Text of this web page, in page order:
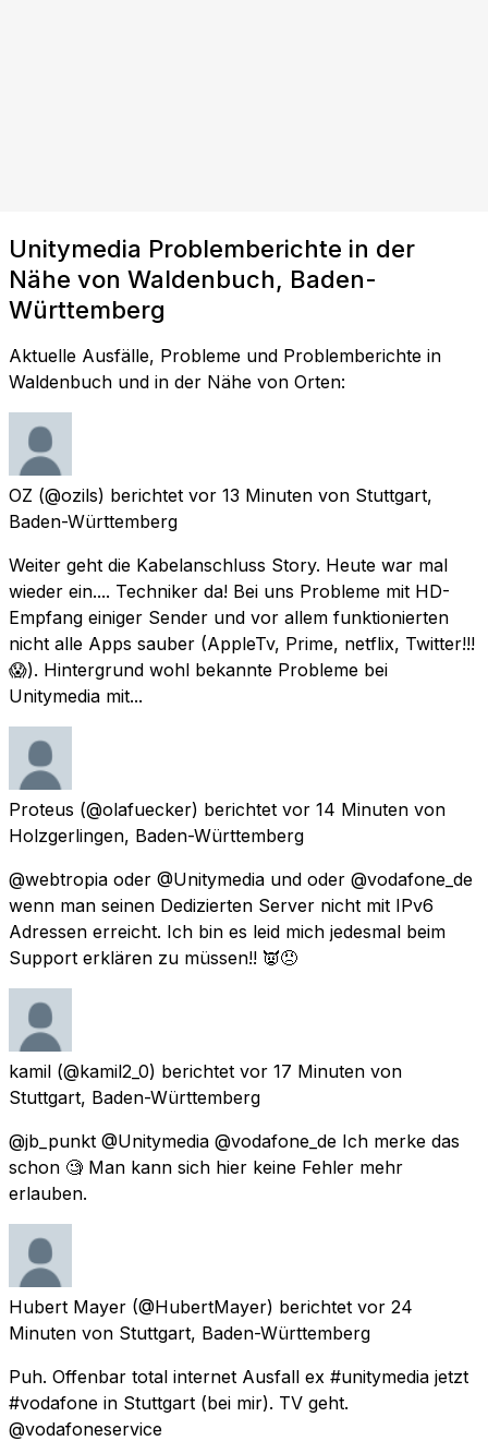
Unitymedia Problemberichte in der
Nähe von Waldenbuch, Baden-
Württemberg
Aktuelle Ausfälle, Probleme und Problemberichte in
Waldenbuch und in der Nähe von Orten:
OZ (@ozils) berichtet vor 13 Minuten von Stuttgart,
Baden-Württemberg
Weiter geht die Kabelanschluss Story. Heute war mal
wieder ein.... Techniker da! Bei uns Probleme mit HD-
Empfang einiger Sender und vor allem funktionierten
nicht alle Apps sauber (AppleTv, Prime, netflix, Twitter!!!
😱). Hintergrund wohl bekannte Probleme bei
Unitymedia mit...
Proteus (@olafuecker) berichtet vor 14 Minuten von
Holzgerlingen, Baden-Württemberg
@webtropia oder @Unitymedia und oder @vodafone_de
wenn man seinen Dedizierten Server nicht mit IPv6
Adressen erreicht. Ich bin es leid mich jedesmal beim
Support erklären zu müssen!! 👿😠
kamil (@kamil2_0) berichtet vor 17 Minuten von
Stuttgart, Baden-Württemberg
@jb_punkt @Unitymedia @vodafone_de Ich merke das
schon 🧐 Man kann sich hier keine Fehler mehr
erlauben.
Hubert Mayer (@HubertMayer) berichtet vor 24
Minuten von Stuttgart, Baden-Württemberg
Puh. Offenbar total internet Ausfall ex #unitymedia jetzt
#vodafone in Stuttgart (bei mir). TV geht.
@vodafoneservice